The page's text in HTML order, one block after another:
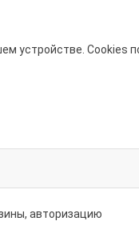
устройстве. Cookies
авторизацию